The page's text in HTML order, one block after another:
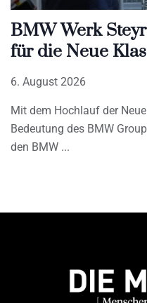
BMW Werk
für die Neue
6. August 2026
Mit dem Hochlauf der
Bedeutung des BMW
den BMW